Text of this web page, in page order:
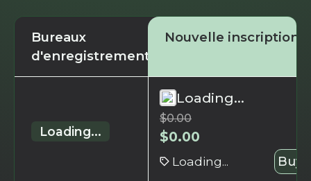
Bureaux
d'enregistrement
Nouvelle inscription
Loading...
Loading...
$0.00
$0.00
Loading... Buy